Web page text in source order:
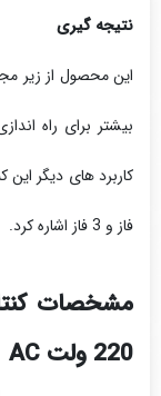
نتیجه گیری
این محصول از زیر
بیشتر برای راه
کاربرد های دیگر این
فاز و 3 فاز اشاره کرد.
220 ولت AC